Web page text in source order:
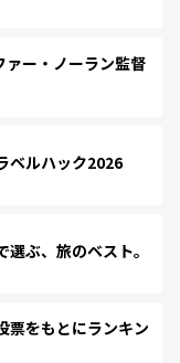
ー・ノーラン監督
ベルハック2026
ぶ、旅のベスト。
をもとにランキン